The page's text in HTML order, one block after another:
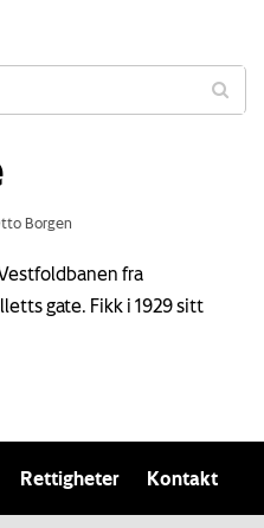
Borgen
fra
gate. Fikk i 1929 sitt
Rettigheter Kontakt